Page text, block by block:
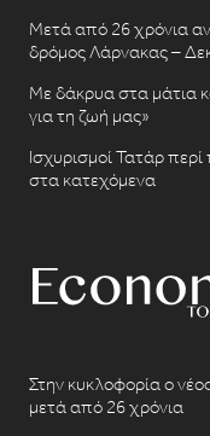
Μετά από 26 χρόνια
δρόμος Λάρνακας –
Με δάκρυα στα μάτια
για τη ζωή μας»
Ισχυρισμοί Τατάρ
στα κατεχόμενα
Στην κυκλοφορία ο
μετά από 26 χρόνια